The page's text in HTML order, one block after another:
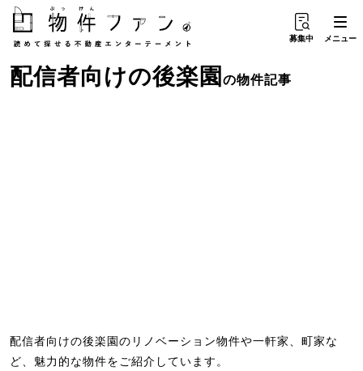
募集中 メニュー
配信者向けの後楽園の物件記事
配信者向けの後楽園のリノベーション物件や一軒家、町家な
ど、魅力的な物件をご紹介しています。